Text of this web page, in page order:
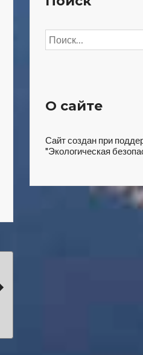
Найти:
О сайте
Сайт создан при
"Экологическая